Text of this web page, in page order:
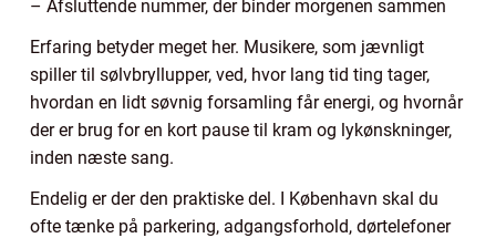
– Afsluttende nummer, der binder morgenen sammen
Erfaring betyder meget her. Musikere, som jævnligt
spiller til sølvbryllupper, ved, hvor lang tid ting tager,
hvordan en lidt søvnig forsamling får energi, og hvornår
der er brug for en kort pause til kram og lykønskninger,
inden næste sang.
Endelig er der den praktiske del. I København skal du
ofte tænke på parkering, adgangsforhold, dørtelefoner